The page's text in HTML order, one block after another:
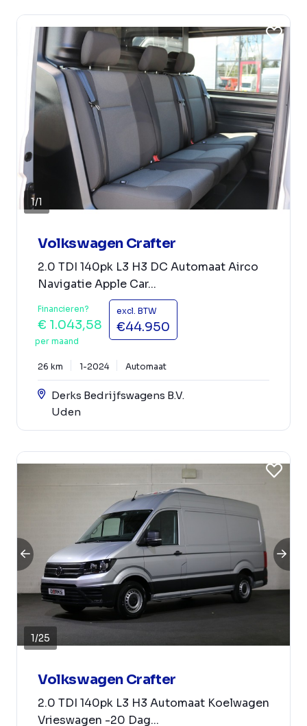
1/1
Volkswagen Crafter
2.0 TDI 140pk L3 H3 DC Automaat Airco
Navigatie Apple Car...
Financieren?
€ 1.043,58
per maand
excl. BTW
€44.950
26 km 1-2024 Automaat
Derks Bedrijfswagens B.V.
Uden
1/25
Volkswagen Crafter
2.0 TDI 140pk L3 H3 Automaat Koelwagen
Vrieswagen -20 Dag...